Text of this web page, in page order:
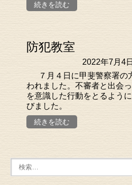
続きを読む
防犯教室
2022年7月4日
７月４日に甲斐警察署の
われました。不審者と出会
を意識した行動をとるよう
びました。
続きを読む